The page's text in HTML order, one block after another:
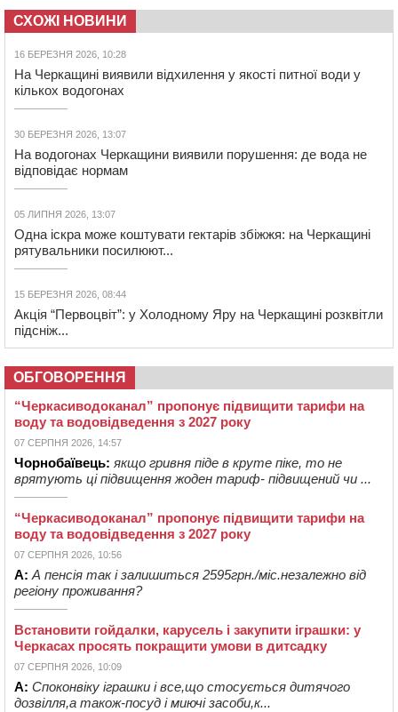
СХОЖІ НОВИНИ
16 БЕРЕЗНЯ 2026, 10:28
На Черкащині виявили відхилення у якості питної води у
кількох водогонах
30 БЕРЕЗНЯ 2026, 13:07
На водогонах Черкащини виявили порушення: де вода не
відповідає нормам
05 ЛИПНЯ 2026, 13:07
Одна іскра може коштувати гектарів збіжжя: на Черкащині
рятувальники посилюют...
15 БЕРЕЗНЯ 2026, 08:44
Акція “Первоцвіт”: у Холодному Яру на Черкащині розквітли
підсніж...
ОБГОВОРЕННЯ
“Черкасиводоканал” пропонує підвищити тарифи на
воду та водовідведення з 2027 року
07 СЕРПНЯ 2026, 14:57
Чорнобаївець: якщо гривня піде в круте піке, то не
врятують ці підвищення жоден тариф- підвищений чи ...
“Черкасиводоканал” пропонує підвищити тарифи на
воду та водовідведення з 2027 року
07 СЕРПНЯ 2026, 10:56
А: А пенсія так і залишиться 2595грн./міс.незалежно від
регіону проживання?
Встановити гойдалки, карусель і закупити іграшки: у
Черкасах просять покращити умови в дитсадку
07 СЕРПНЯ 2026, 10:09
А: Споконвіку іграшки і все,що стосується дитячого
дозвілля,а також-посуд і миючі засоби,к...